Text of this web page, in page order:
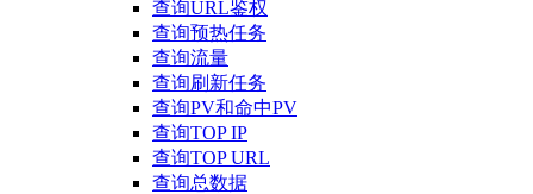
查询URL鉴权
查询预热任务
查询流量
查询刷新任务
查询PV和命中PV
查询TOP IP
查询TOP URL
查询总数据